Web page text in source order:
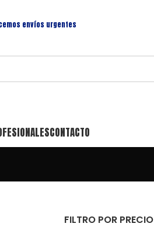
envíos urgentes
CONTACTO
FILTRO POR PRECIO